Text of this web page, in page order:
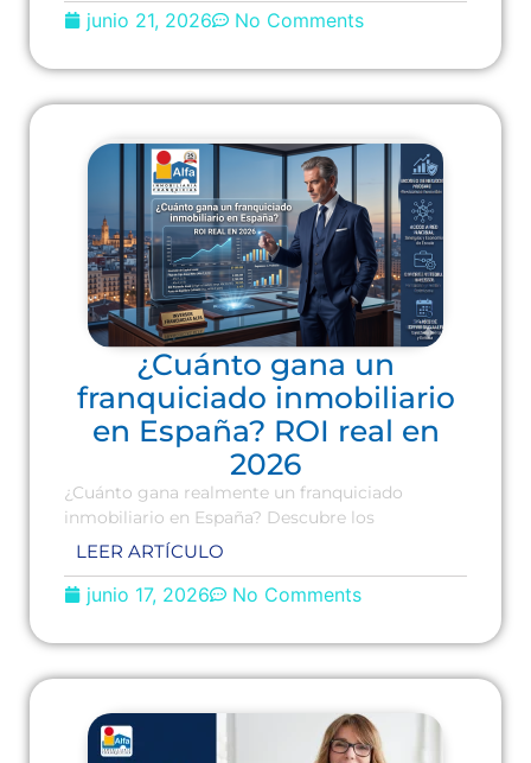
junio 21, 2026 No Comments
¿Cuánto gana un
franquiciado inmobiliario
en España? ROI real en
2026
¿Cuánto gana realmente un franquiciado
inmobiliario en España? Descubre los
LEER ARTÍCULO
junio 17, 2026 No Comments